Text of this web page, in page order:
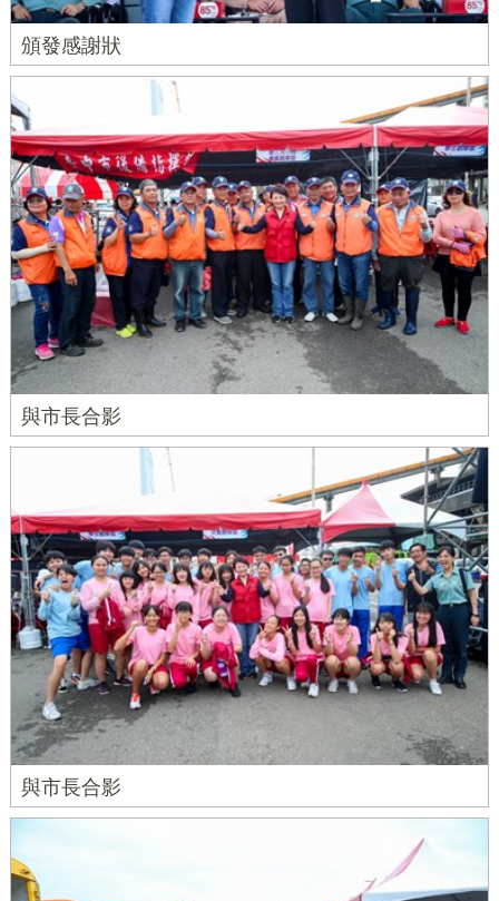
頒發感謝狀
與市長合影
與市長合影